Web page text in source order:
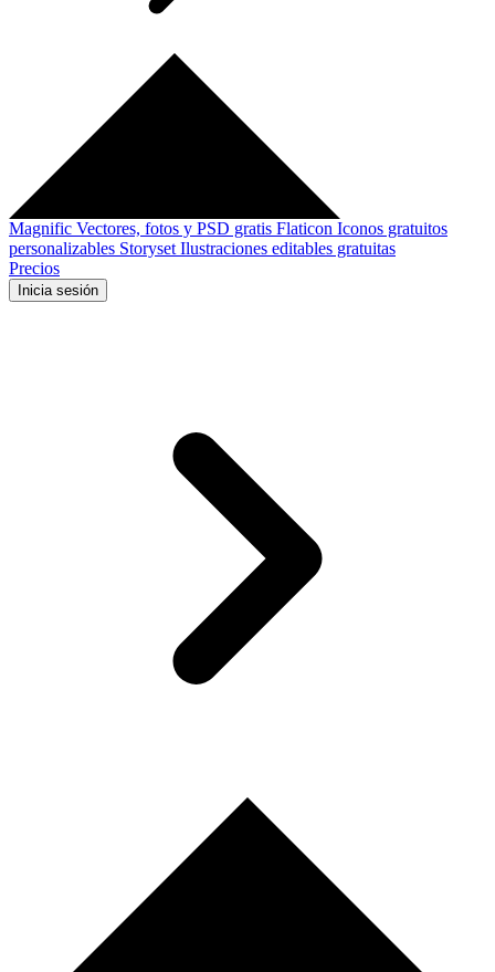
Magnific Vectores, fotos y PSD gratis Flaticon Iconos gratuitos
personalizables Storyset Ilustraciones editables gratuitas
Precios
Inicia sesión